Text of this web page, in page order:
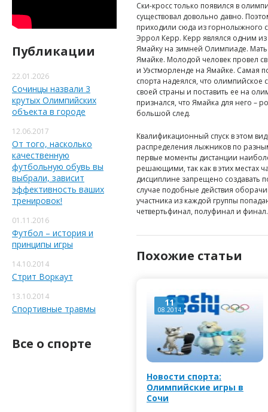
Публикации
22.01.2026
Сочинцы назвали 3
крутых Олимпийских
объекта в городе
12.06.2017
От того, насколько
качественную
футбольную обувь вы
выбрали, зависит
эффективность ваших
тренировок!
01.11.2016
Футбол – история и
принципы игры
14.10.2014
Стрит Воркаут
13.10.2014
Спортивные травмы
Все о спорте
Ски-кросс только появился в
существовал довольно давно.
приходили сюда из горнолыжного
Эррол Керр. Керр являлся одним
Ямайку на зимней Олимпиаде.
Ямайке. Молодой человек провел
и Уэстморленде на Ямайке. Самая
спорта надеялся, что олимпийское
своей страны и поставить ее на
признался, что Ямайка для него –
большой след.
Квалификационный спуск в этом
распределения лыжников по
первые моменты дистанции
решающими, так как в этих местах
дисциплине запрещено создавать
случае подобные действия
участника из каждой группы
четвертьфинал, полуфинал и финал.
Похожие статьи
11
08.2014
Новости спорта:
Олимпийские игры в
Сочи